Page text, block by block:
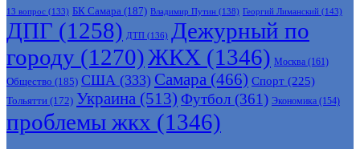
13 вопрос (133) БК Самара (187) Владимир Путин (138) Георгий Лиманский (143)
ДПГ (1258) ДТП (136) Дежурный по
городу (1270)ЖКХ (1346) Москва (161)
Общество (185) США (333) Самара (466) Спорт (225)
Тольятти (172) Украина (513) Футбол (361) Экономика (154)
проблемы жкх (1346)